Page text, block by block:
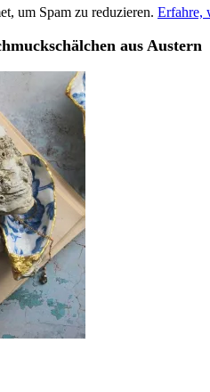
um Spam zu reduzieren. Erfahre,
aus Austern